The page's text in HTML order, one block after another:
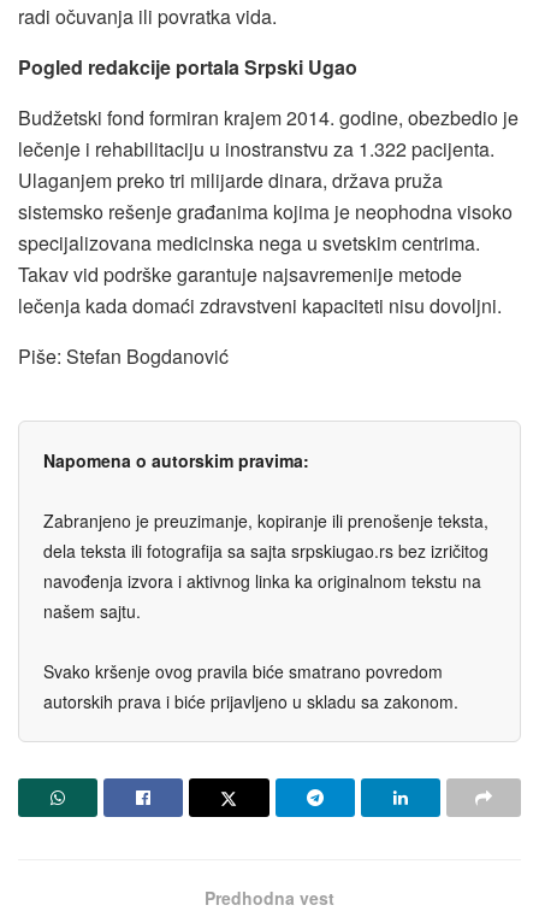
radi očuvanja ili povratka vida.
Pogled redakcije portala Srpski Ugao
Budžetski fond formiran krajem 2014. godine, obezbedio je
lečenje i rehabilitaciju u inostranstvu za 1.322 pacijenta.
Ulaganjem preko tri milijarde dinara, država pruža
sistemsko rešenje građanima kojima je neophodna visoko
specijalizovana medicinska nega u svetskim centrima.
Takav vid podrške garantuje najsavremenije metode
lečenja kada domaći zdravstveni kapaciteti nisu dovoljni.
Piše: Stefan Bogdanović
Napomena o autorskim pravima:
Zabranjeno je preuzimanje, kopiranje ili prenošenje teksta,
dela teksta ili fotografija sa sajta srpskiugao.rs bez izričitog
navođenja izvora i aktivnog linka ka originalnom tekstu na
našem sajtu.
Svako kršenje ovog pravila biće smatrano povredom
autorskih prava i biće prijavljeno u skladu sa zakonom.
Predhodna vest